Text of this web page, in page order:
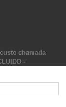
chamada
-